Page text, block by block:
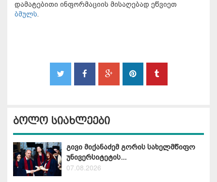
დამატებითი ინფორმაციის მისაღებად ეწვიეთ
ბმულს.
ბოლო სიახლეები
გივი მიქანაძემ გორის სახელმწიფო
უნივერსიტეტის...
07.08.2026